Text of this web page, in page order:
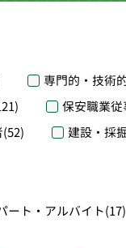
専門的・技術
保安職業従
(52) 建設・採
ート・アルバイト(17)